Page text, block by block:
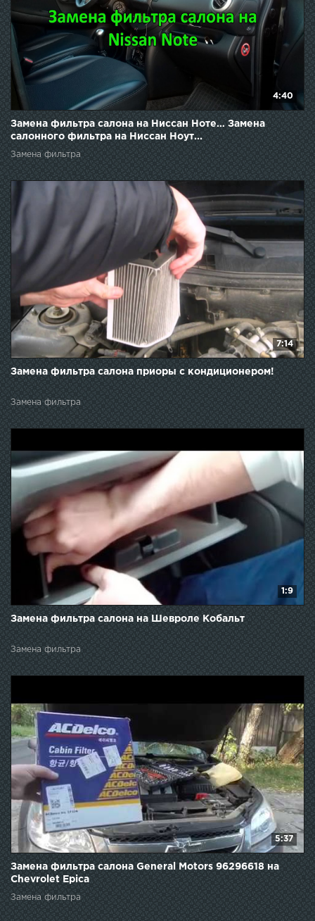
4:40
Замена фильтра салона на Ниссан Ноте… Замена
салонного фильтра на Ниссан Ноут...
Замена фильтра
7:14
Замена фильтра салона приоры с кондиционером!
Замена фильтра
1:9
Замена фильтра салона на Шевроле Кобальт
Замена фильтра
5:37
Замена фильтра салона General Motors 96296618 на
Chevrolet Epica
Замена фильтра